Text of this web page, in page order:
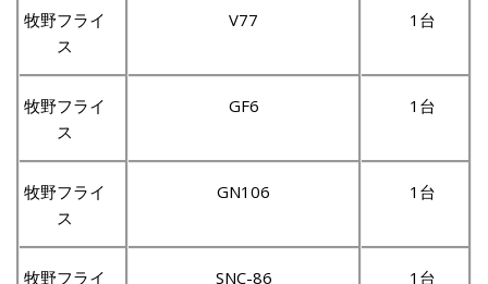
牧野フライ
ス
V77 1台
牧野フライ
ス
GF6 1台
牧野フライ
ス
GN106 1台
牧野フライ
SNC-86 1台